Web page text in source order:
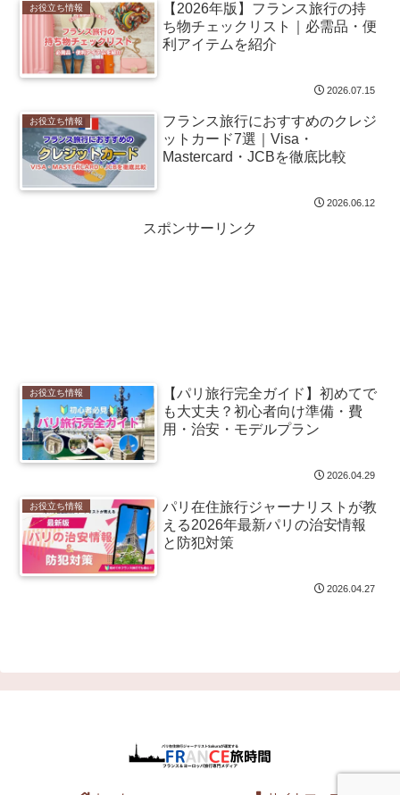
お役立ち情報
【2026年版】フランス旅行の持
ち物チェックリスト｜必需品・便
利アイテムを紹介
2026.07.15
お役立ち情報
フランス旅行におすすめのクレジ
ットカード7選｜Visa・
Mastercard・JCBを徹底比較
2026.06.12
スポンサーリンク
お役立ち情報
【パリ旅行完全ガイド】初めてで
も大丈夫？初心者向け準備・費
用・治安・モデルプラン
2026.04.29
お役立ち情報
パリ在住旅行ジャーナリストが教
える2026年最新パリの治安情報
と防犯対策
2026.04.27